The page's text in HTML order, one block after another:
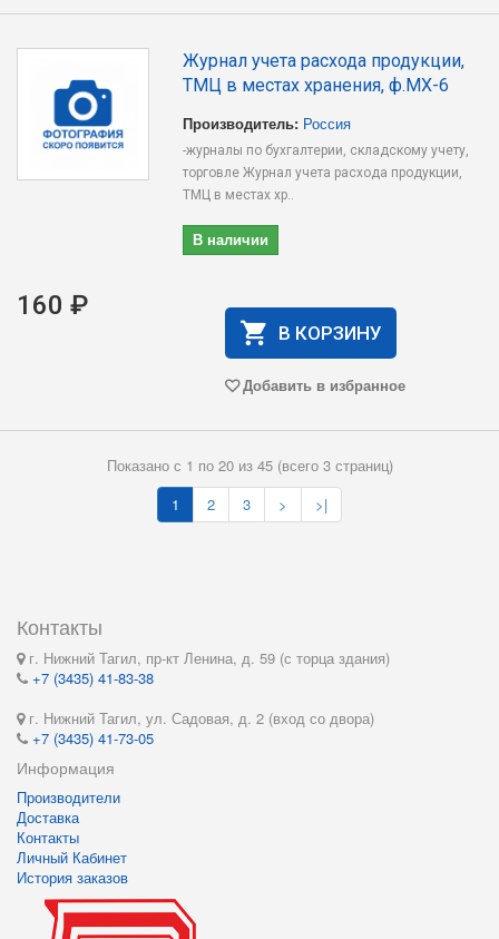
Журнал учета расхода продукции,
ТМЦ в местах хранения, ф.МХ-6
Производитель: Россия
-журналы по бухгалтерии, складскому учету,
торговле Журнал учета расхода продукции,
ТМЦ в местах хр..
В наличии
160 ₽
В КОРЗИНУ
Добавить в избранное
Показано с 1 по 20 из 45 (всего 3 страниц)
1
2 3 > >|
Контакты
г. Нижний Тагил, пр-кт Ленина, д. 59 (с торца здания)
+7 (3435) 41-83-38
г. Нижний Тагил, ул. Садовая, д. 2 (вход со двора)
+7 (3435) 41-73-05
Информация
Производители
Доставка
Контакты
Личный Кабинет
История заказов